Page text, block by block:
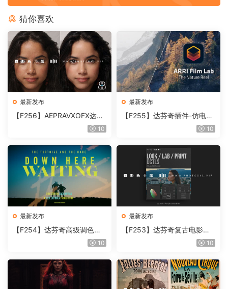
猜你喜欢
最新发布
【F256】AEPRAVXOFX达芬
奇视频人像磨皮润肤美颜插件
10
最新发布
【F255】达芬奇插件-仿电影
胶片视频调色插件 ARRI Film
10
最新发布
【F254】达芬奇高级调色插
件 Contour V2.2.2 WinMac10
最新发布
【F253】达芬奇复古电影胶
片质感DCTL节点调色预设 M
T V4.0
10